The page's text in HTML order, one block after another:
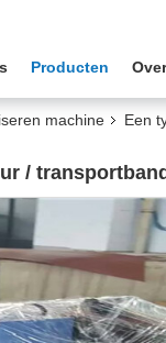
Producten
machine
Een
/